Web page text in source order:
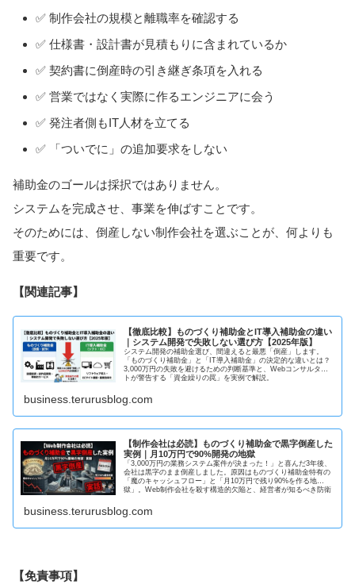
✅ 制作会社の規模と離職率を確認する
✅ 仕様書・設計書が見積もりに含まれているか
✅ 契約書に倒産時の引き継ぎ条項を入れる
✅ 営業ではなく実際に作るエンジニアに会う
✅ 発注者側もIT人材を立てる
✅ 「ついでに」の追加要求をしない
補助金のゴールは採択ではありません。
システムを完成させ、事業を伸ばすことです。
そのためには、倒産しない制作会社を選ぶことが、何よりも
重要です。
【関連記事】
【徹底比較】ものづくり補助金とIT導入補助金の違い
｜システム開発で失敗しない選び方【2025年版】
システム開発の補助金選び、間違えると最悪「倒産」します。
「ものづくり補助金」と「IT導入補助金」の決定的な違いとは？
3,000万円の失敗を避けるための判断基準と、Webコンサルタン
トが警告する「資金繰りの罠」を実例で解説。
business.terurusblog.com
【制作会社は必読】ものづくり補助金で黒字倒産した
実例｜月10万円で90%開発の地獄
「3,000万円の業務システム案件が決まった！」と喜んだ3年後、
会社は黒字のまま倒産しました。原因はものづくり補助金特有の
「魔のキャッシュフロー」と「月10万円で残り90%を作る地
獄」。Web制作会社を殺す構造的欠陥と、経営者が知るべき防衛
business.terurusblog.com
【免責事項】